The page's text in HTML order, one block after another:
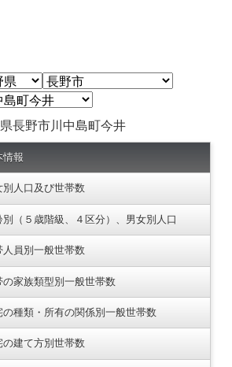
長野市川中島町今井
情報
別人口及び世帯数
別（５歳階級、４区分）、男女別人口
人員別一般世帯数
の家族類型別一般世帯数
の種類・所有の関係別一般世帯数
の建て方別世帯数